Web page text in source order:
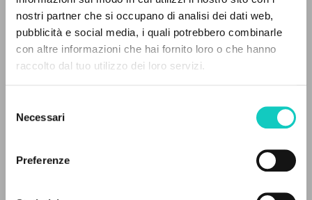
nostri partner che si occupano di analisi dei dati web,
pubblicità e social media, i quali potrebbero combinarle
con altre informazioni che hai fornito loro o che hanno
raccolto dal tuo utilizzo dei loro servizi.
delNecessari
Preferenze
Litterae Communionis-Sled
2001
Pages: 1
27/07/2026
MORE RESULTS